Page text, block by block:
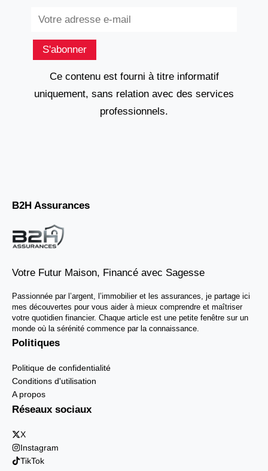
S'abonner
Ce contenu est fourni à titre informatif
uniquement, sans relation avec des services
professionnels.
B2H Assurances
Votre Futur Maison, Financé avec Sagesse
Passionnée par l’argent, l’immobilier et les assurances, je partage ici
mes découvertes pour vous aider à mieux comprendre et maîtriser
votre quotidien financier. Chaque article est une petite fenêtre sur un
monde où la sérénité commence par la connaissance.
Politiques
Politique de confidentialité
Conditions d'utilisation
A propos
Réseaux sociaux
X
Instagram
TikTok